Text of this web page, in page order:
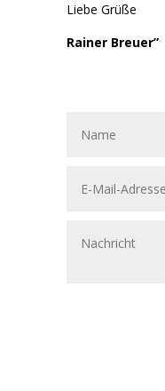
Liebe Grüße
Rainer Breuer”